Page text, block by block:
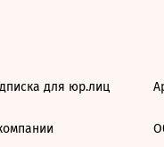
для юр.лиц